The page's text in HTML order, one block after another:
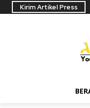
Kirim Artikel Press